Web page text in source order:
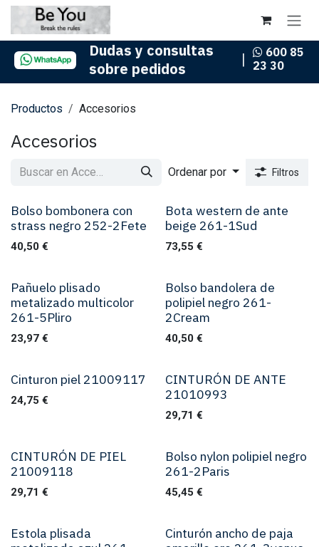
Ir al contenido
Dudas y consultas
sobre pedidos
|
600 85
23 30
Productos Accesorios
Accesorios
Ordenar por Filtros
Bolso bombonera con
strass negro 252-2Fete
40,50 €
Bota western de ante
beige 261-1Sud
73,55 €
Pañuelo plisado
metalizado multicolor
261-5Pliro
23,97 €
Bolso bandolera de
polipiel negro 261-
2Cream
40,50€
Cinturon piel 21009117
24,75 €
CINTURÓN DE ANTE
21010993
29,71 €
CINTURÓN DE PIEL
21009118
29,71 €
Bolso nylon polipiel negro
261-2Paris
45,45 €
Estola plisada
Cinturón ancho de paja